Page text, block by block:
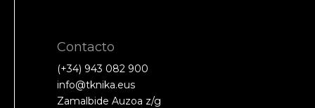
Contacto
(+34) 943 082 900
info@tknika.eus
Zamalbide Auzoa z/g